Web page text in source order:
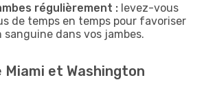
régulièrement : levez-vous
de temps en temps pour favoriser
dans vos jambes.
et Washington